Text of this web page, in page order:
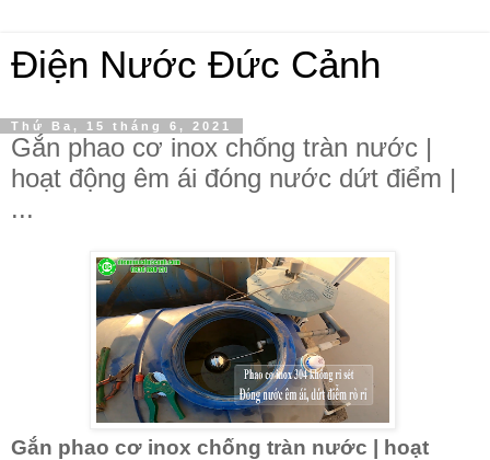
Điện Nước Đức Cảnh
Thứ Ba, 15 tháng 6, 2021
Gắn phao cơ inox chống tràn nước |
hoạt động êm ái đóng nước dứt điểm |
...
Gắn phao cơ inox chống tràn nước | hoạt